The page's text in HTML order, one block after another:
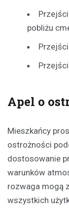
pobliżu
Apel o
Mieszkańcy
ostrożności
dostosowanie
warunków
rozwaga mogą
wszystkich